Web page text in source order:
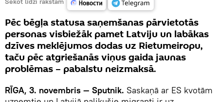
Pēc bēgļa statusa saņemšanas pārvietotās
personas visbiežāk pamet Latviju un labākas
dzīves meklējumos dodas uz Rietumeiropu,
taču pēc atgriešanās viņus gaida jaunas
problēmas – pabalstu neizmaksā.
RĪGA, 3. novembris — Sputnik. Saskaņā ar ES kvotām